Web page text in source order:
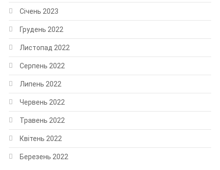
Січень 2023
Грудень 2022
Листопад 2022
Серпень 2022
Липень 2022
Червень 2022
Травень 2022
Квітень 2022
Березень 2022